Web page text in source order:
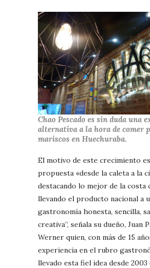
Chao Pescado es sin duda una
alternativa a la hora de comer
mariscos en Huechuraba.
El motivo de este crecimiento
propuesta «desde la caleta a la
destacando lo mejor de la costa
llevando el producto nacional a
gastronomía honesta, sencilla,
creativa”, señala su dueño, Juan
Werner quien, con más de 15
experiencia en el rubro
llevado esta fiel idea desde 2003